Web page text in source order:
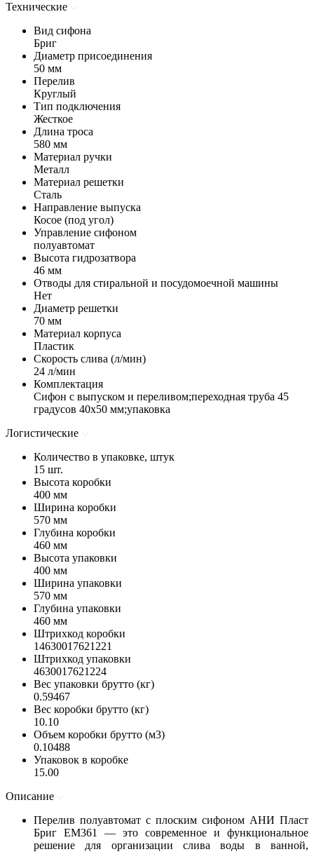
Технические
Вид сифона
Бриг
Диаметр присоединения
50 мм
Перелив
Круглый
Тип подключения
Жесткое
Длина троса
580 мм
Материал ручки
Металл
Материал решетки
Сталь
Направление выпуска
Косое (под угол)
Управление сифоном
полуавтомат
Высота гидрозатвора
46 мм
Отводы для стиральной и посудомоечной машины
Нет
Диаметр решетки
70 мм
Материал корпуса
Пластик
Скорость слива (л/мин)
24 л/мин
Комплектация
Сифон с выпуском и переливом;переходная труба 45
градусов 40х50 мм;упаковка
Логистические
Количество в упаковке, штук
15 шт.
Высота коробки
400 мм
Ширина коробки
570 мм
Глубина коробки
460 мм
Высота упаковки
400 мм
Ширина упаковки
570 мм
Глубина упаковки
460 мм
Штрихкод коробки
14630017621221
Штрихкод упаковки
4630017621224
Вес упаковки брутто (кг)
0.59467
Вес коробки брутто (кг)
10.10
Объем коробки брутто (м3)
0.10488
Упаковок в коробке
15.00
Описание
Перелив полуавтомат с плоским сифоном АНИ Пласт
Бриг EM361 — это современное и функциональное
решение для организации слива воды в ванной,